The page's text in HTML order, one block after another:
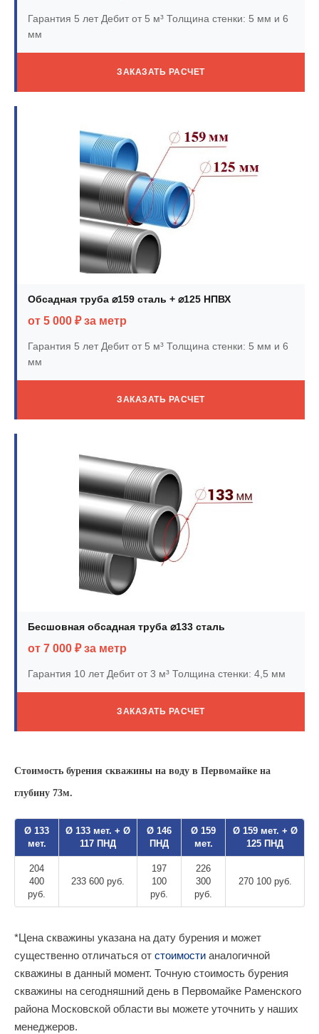
Гарантия 5 летДебит от 5 м³ Толщина стенки: 5 мм и 6
мм
ЗАКАЗАТЬ РАСЧЕТ
Обсадная труба ⌀159 сталь + ⌀125 НПВХ
от 5 000 ₽ за метр
Гарантия 5 летДебит от 5 м³ Толщина стенки: 5 мм и 6
мм
ЗАКАЗАТЬ РАСЧЕТ
Бесшовная обсадная труба ⌀133 сталь
от 7 000 ₽ за метр
Гарантия 10 летДебит от 3 м³ Толщина стенки: 4,5 мм
ЗАКАЗАТЬ РАСЧЕТ
Стоимость бурения скважины на воду в Первомайке на
глубину 73м.
Ø 133
мет.
Ø 133 мет. + Ø
117 ПНД
Ø 146
ПНД
Ø 159
мет.
Ø 159 мет. + Ø
125 ПНД
204
400
руб.
233 600 руб.
197
100
руб.
226
300
руб.
270 100 руб.
*Цена скважины указана на дату бурения и может
существенно отличаться от стоимости аналогичной
скважины в данный момент. Точную стоимость бурения
скважины на сегодняшний день в Первомайке Раменского
района Московской области вы можете уточнить у наших
менеджеров.